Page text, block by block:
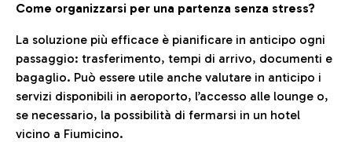
Come organizzarsi per una partenza senza stress?
La soluzione più efficace è pianificare in anticipo ogni
passaggio: trasferimento, tempi di arrivo, documenti e
bagaglio. Può essere utile anche valutare in anticipo i
servizi disponibili in aeroporto, l’accesso alle lounge o,
se necessario, la possibilità di fermarsi in un hotel
vicino a Fiumicino.